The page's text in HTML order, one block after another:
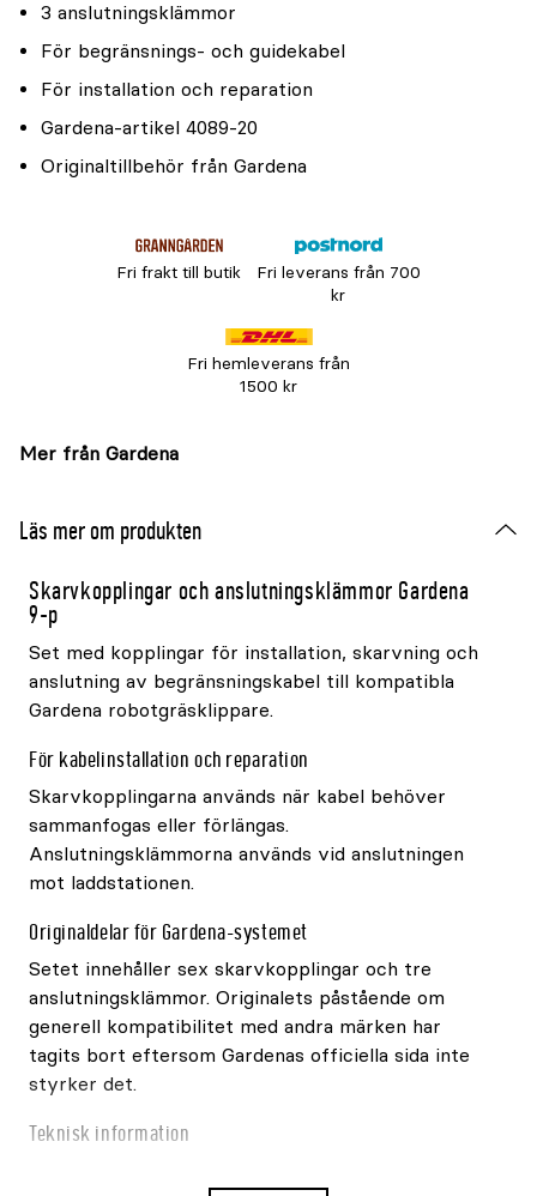
3 anslutningsklämmor
För begränsnings- och guidekabel
För installation och reparation
Gardena-artikel 4089-20
Originaltillbehör från Gardena
Fri frakt till butik
Fri leverans från 700
kr
Fri hemleverans från
1500 kr
Mer från Gardena
Läs mer om produkten
Skarvkopplingar och anslutningsklämmor Gardena
9-p
Set med kopplingar för installation, skarvning och
anslutning av begränsningskabel till kompatibla
Gardena robotgräsklippare.
För kabelinstallation och reparation
Skarvkopplingarna används när kabel behöver
sammanfogas eller förlängas.
Anslutningsklämmorna används vid anslutningen
mot laddstationen.
Originaldelar för Gardena-systemet
Setet innehåller sex skarvkopplingar och tre
anslutningsklämmor. Originalets påstående om
generell kompatibilitet med andra märken har
tagits bort eftersom Gardenas officiella sida inte
styrker det.
Teknisk information
4089-20